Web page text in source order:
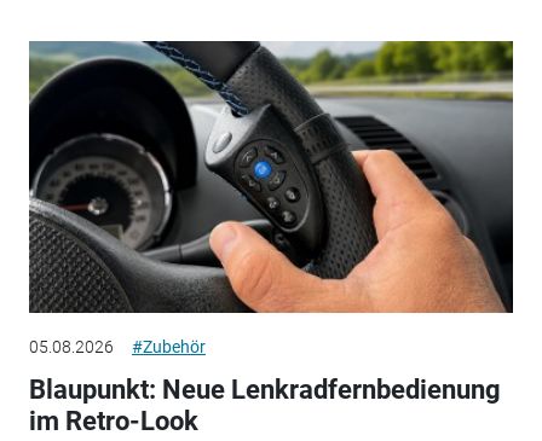
05.08.2026 #Zubehör
Blaupunkt: Neue Lenkradfernbedienung
im Retro-Look